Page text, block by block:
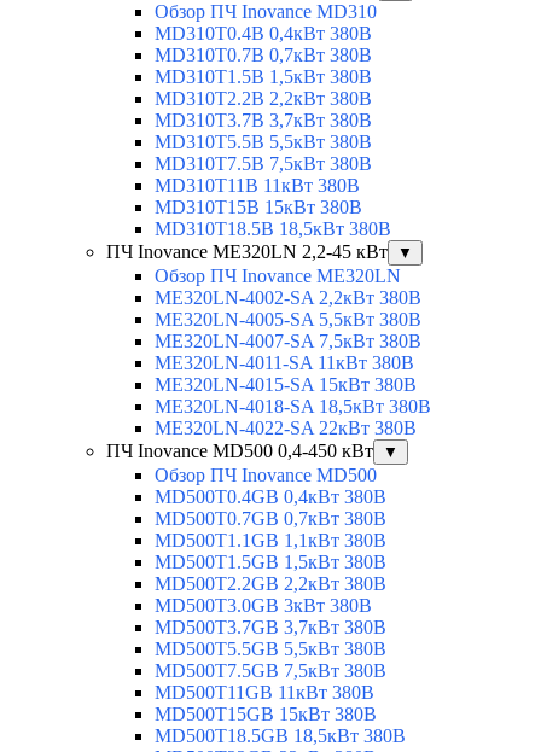
Обзор ПЧ Inovance MD310
MD310T0.4B 0,4кВт 380В
MD310T0.7B 0,7кВт 380В
MD310T1.5B 1,5кВт 380В
MD310T2.2B 2,2кВт 380В
MD310T3.7B 3,7кВт 380В
MD310T5.5B 5,5кВт 380В
MD310T7.5B 7,5кВт 380В
MD310T11B 11кВт 380В
MD310T15B 15кВт 380В
MD310T18.5B 18,5кВт 380В
ПЧ Inovance ME320LN 2,2-45 кВт
▼
Обзор ПЧ Inovance ME320LN
ME320LN-4002-SA 2,2кВт 380В
ME320LN-4005-SA 5,5кВт 380В
ME320LN-4007-SA 7,5кВт 380В
ME320LN-4011-SA 11кВт 380В
ME320LN-4015-SA 15кВт 380В
ME320LN-4018-SA 18,5кВт 380В
ME320LN-4022-SA 22кВт 380В
ПЧ Inovance MD500 0,4-450 кВт
▼
Обзор ПЧ Inovance MD500
MD500T0.4GB 0,4кВт 380В
MD500T0.7GB 0,7кВт 380В
MD500T1.1GB 1,1кВт 380В
MD500T1.5GB 1,5кВт 380В
MD500T2.2GB 2,2кВт 380В
MD500T3.0GB 3кВт 380В
MD500T3.7GB 3,7кВт 380В
MD500T5.5GB 5,5кВт 380В
MD500T7.5GB 7,5кВт 380В
MD500T11GB 11кВт 380В
MD500T15GB 15кВт 380В
MD500T18.5GB 18,5кВт 380В